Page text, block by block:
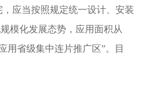
应当按照规定统一设计、安装
模化发展态势，应用面积从
用省级集中连片推广区”。目